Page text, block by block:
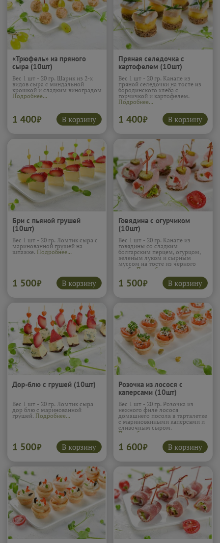
«Трюфель» из пряного
сыра (10шт)
Вес 1 шт - 20 гр. Шарик из 2-х
видов сыра с миндальной
крошкой и сладким виноградом
Подробнее...
1 400₽ В корзину
Пряная селедочка с
картофелем (10шт)
Вес 1 шт - 20 гр. Канапе из
пряной селедочки на тосте из
бородинского хлеба с
горчичкой и картофелем.
Подробнее...
1 400₽ В корзину
Бри с пьяной грушей
(10шт)
Вес 1 шт - 20 гр. Ломтик сыра с
маринованной грушей на
шпажке. Подробнее...
1 500₽ В корзину
Говядина с огурчиком
(10шт)
Вес 1 шт - 20 гр. Канапе из
говядины со сладким
болгарским перцем, огурцом,
зеленым луком и сырным
муссом на тосте из черного
хлеба. Подробнее...
1 500₽ В корзину
Дор-блю с грушей (10шт)
Вес 1 шт - 20 гр. Ломтик сыра
дор блю с маринованной
грушей. Подробнее...
1 500₽ В корзину
Розочка из лосося с
каперсами (10шт)
Вес 1 шт - 20 гр. Розочка из
нежного филе лосося
домашнего посола в тарталетке
с маринованными каперсами и
сливочным сыром.
Подробнее...
1 600₽ В корзину